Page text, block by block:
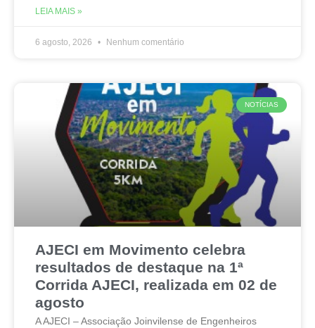
LEIA MAIS »
6 agosto, 2026 Nenhum comentário
NOTÍCIAS
AJECI em Movimento celebra
resultados de destaque na 1ª
Corrida AJECI, realizada em 02 de
agosto
A AJECI – Associação Joinvilense de Engenheiros